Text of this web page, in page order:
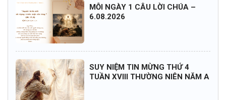
MỖI NGÀY 1 CÂU LỜI CHÚA –
6.08.2026
SUY NIỆM TIN MỪNG THỨ 4
TUẦN XVIII THƯỜNG NIÊN NĂM A